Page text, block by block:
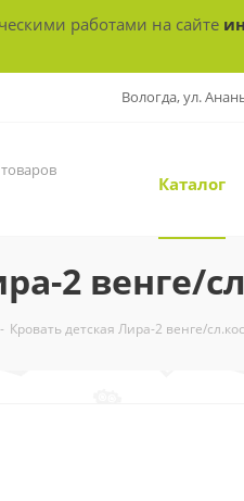
работами на сайте
Вологда, ул.
Каталог
2 венге/
- Кровать детская Лира-2 венге/